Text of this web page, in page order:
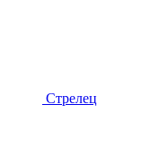
Стрелец